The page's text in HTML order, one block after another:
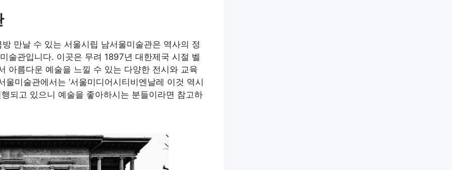
만날 수 있는 서울시립 남서울미술관은 역사의 정
술관입니다. 이곳은 무려 1897년 대한제국 시절 벨
아름다운 예술을 느낄 수 있는 다양한 전시와 교육
미술관에서는 ‘서울미디어시티비엔날레 이것 역시
되고 있으니 예술을 좋아하시는 분들이라면 참고하